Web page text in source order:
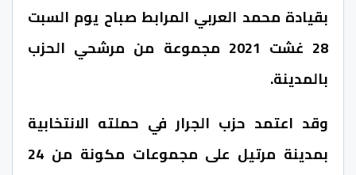
بقيادة محمد العربي المرابط صباح يوم السبت
28 غشت 2021 مجموعة من مرشحي الحزب
بالمدينة.
وقد اعتمد حزب الجرار في حملته الانتخابية
بمدينة مرتيل على مجموعات مكونة من 24